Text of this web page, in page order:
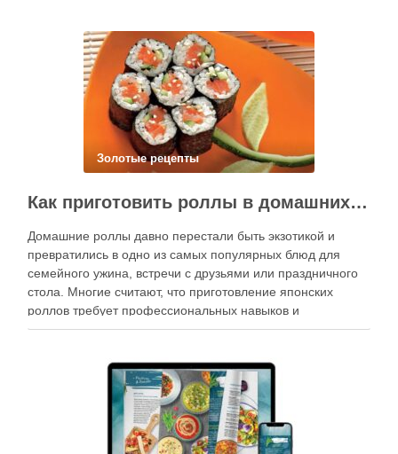
Золотые рецепты
Как приготовить роллы в домашних условиях?
Домашние роллы давно перестали быть экзотикой и
превратились в одно из самых популярных блюд для
семейного ужина, встречи с друзьями или праздничного
стола. Многие считают, что приготовление японских
роллов требует профессиональных навыков и
специального оборудования, однако на практике сделать
кухне. Главное — …